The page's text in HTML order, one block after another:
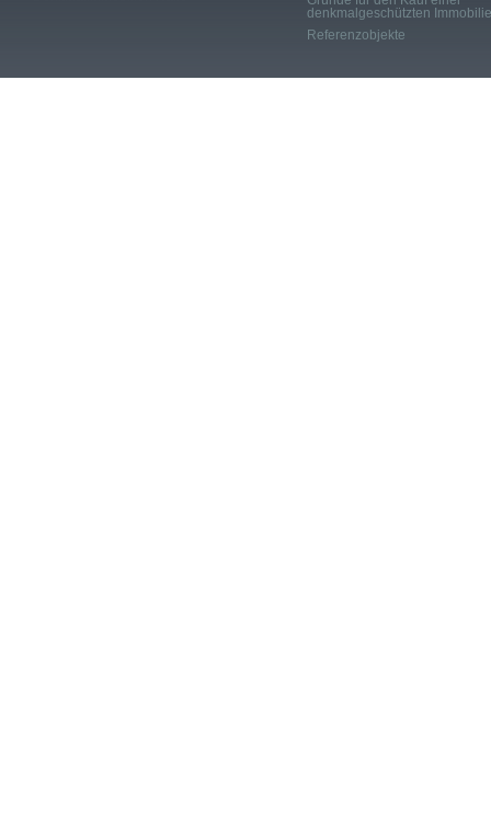
denkmalgeschützten Immobilie
Referenzobjekte